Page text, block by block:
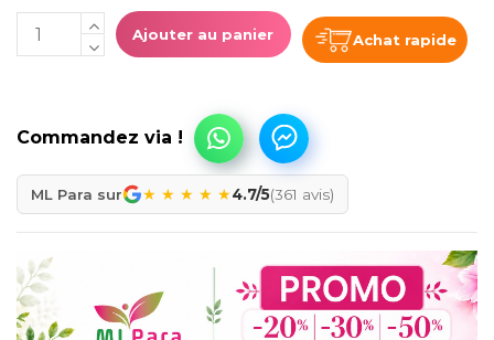
Ajouter au panier Achat rapide
ML Para sur ★ ★ ★ ★ ★4.7/5(361 avis)